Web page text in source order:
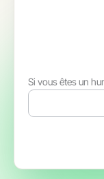
Si vous êtes un